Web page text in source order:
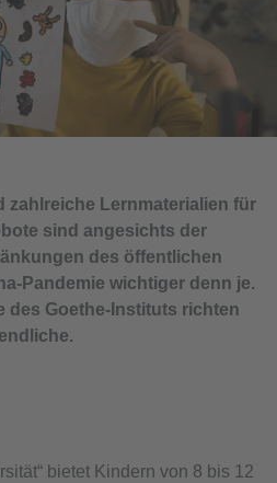
zahlreiche Lernmaterialien für
sind angesichts der
des öffentlichen
Pandemie wichtiger denn je.
des Goethe-Instituts richten
bietet Kindern von 8 bis 12